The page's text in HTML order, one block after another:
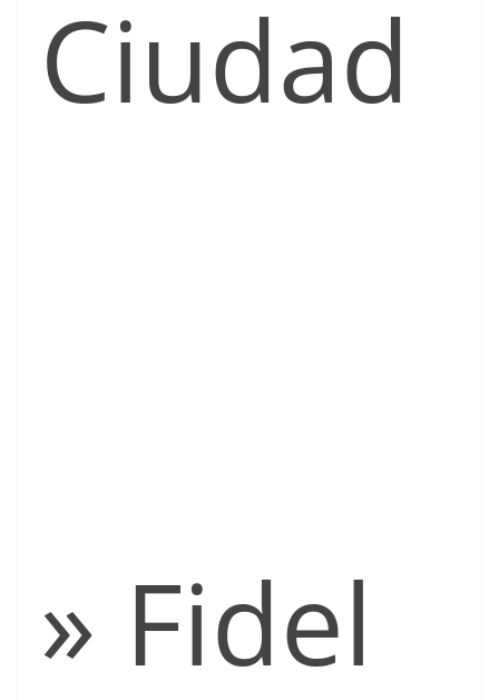
Ciudad
» Fidel